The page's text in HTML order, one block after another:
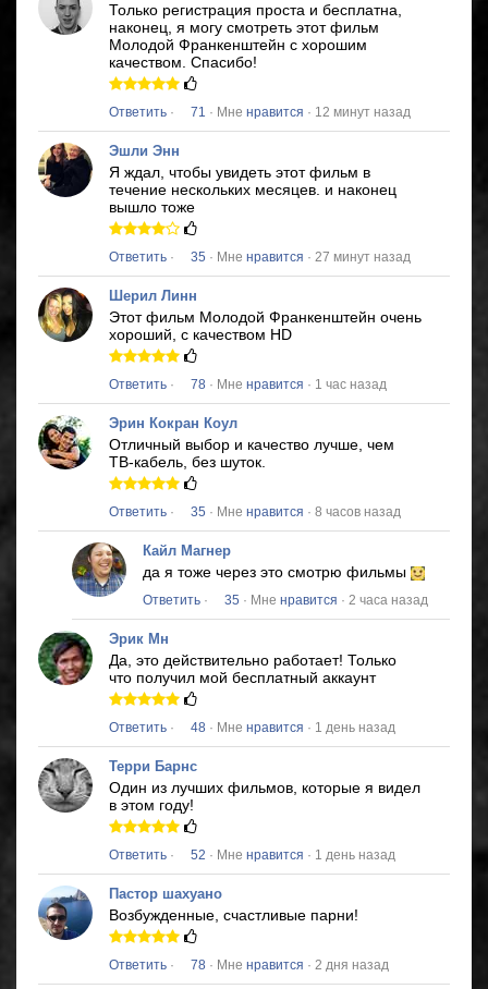
Только регистрация проста и бесплатна,
наконец, я могу смотреть этот фильм
Молодой Франкенштейн с хорошим
качеством. Спасибо!
Ответить · 71 · Мне нравится · 12 минут назад
Эшли Энн
Я ждал, чтобы увидеть этот фильм в
течение нескольких месяцев. и наконец
вышло тоже
Ответить · 35 · Мне нравится · 27 минут назад
Шерил Линн
Этот фильм Молодой Франкенштейн очень
хороший, с качеством HD
Ответить · 78 · Мне нравится · 1 час назад
Эрин Кокран Коул
Отличный выбор и качество лучше, чем
ТВ-кабель, без шуток.
Ответить · 35 · Мне нравится · 8 часов назад
Кайл Магнер
да я тоже через это смотрю фильмы
Ответить · 35 · Мне нравится · 2 часа назад
Эрик Мн
Да, это действительно работает! Только
что получил мой бесплатный аккаунт
Ответить · 48 · Мне нравится · 1 день назад
Терри Барнс
Один из лучших фильмов, которые я видел
в этом году!
Ответить · 52 · Мне нравится · 1 день назад
Пастор шахуано
Возбужденные, счастливые парни!
Ответить · 78 · Мне нравится · 2 дня назад